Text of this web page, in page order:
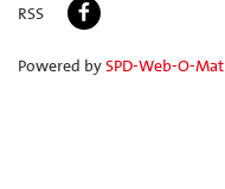
RSS
Powered bySPD-Web-O-Mat